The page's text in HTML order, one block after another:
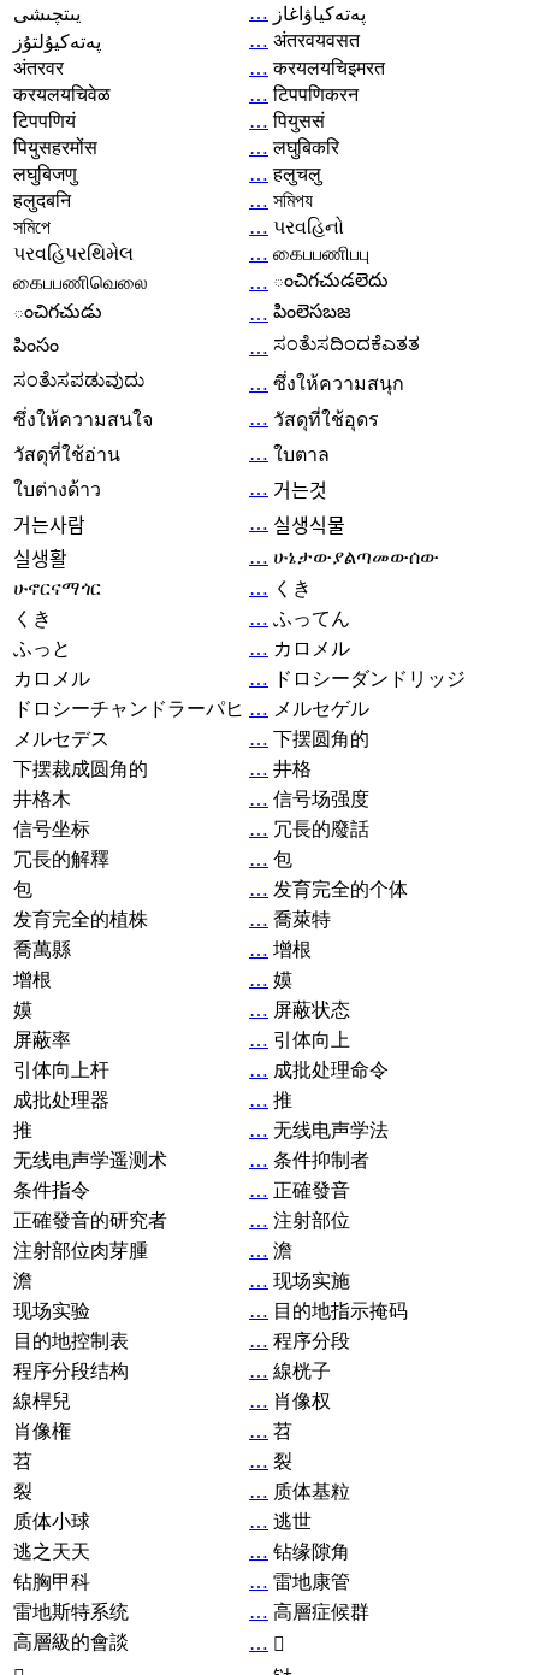
يىتچىشى
… پەتەكياۋاغاز
پەتەكيۇلتۇز
… अंतरवयवसत
अंतरवर
… करयलयचिइमरत
करयलयचिवेळ
… टिपपणिकरन
टिपपणियं
… पियुससं
पियुसहरमोंस
… लघुबिकरि
लघुबिजणु
… हलुचलु
हलुदबनि
… সমিপয
সমিপে
… પરવહિનો
પરવહિપરથિમેલ
… கைபபணிபபு
கைபபணிவெலை
… ంచిగచుడలెదు
ంచిగచుడు
… పింలెసబజ
పింసం
… ಸಂತೆುಸದಿಂದಕೆಎತತ
ಸಂತೆುಸಪಡುವುದು
… ซึ่งให้ความสนุก
ซึ่งให้ความสนใจ
… วัสดุที่ใช้อุดร
วัสดุที่ใช้อ่าน
… ใบตาล
ใบต่างด้าว
… 거는것
거는사람
… 실생식물
실생활
… ሁኔታውያልጣመውሰው
ሁኖርናማጎር
… くき
くき
… ふってん
ふっと
… カロメル
カロメル
… ドロシーダンドリッジ
ドロシーチャンドラーパヒ … メルセゲル
メルセデス
… 下摆圆角的
下摆裁成圆角的
… 井格
井格木
… 信号场强度
信号坐标
… 冗長的廢話
冗長的解釋
… 包
包
… 发育完全的个体
发育完全的植株
… 喬萊特
喬萬縣
… 增根
增根
… 嫫
嫫
… 屏蔽状态
屏蔽率
… 引体向上
引体向上杆
… 成批处理命令
成批处理器
… 推
推
… 无线电声学法
无线电声学遥测术
… 条件抑制者
条件指令
… 正確發音
正確發音的研究者
… 注射部位
注射部位肉芽腫
… 澹
澹
… 现场实施
现场实验
… 目的地指示掩码
目的地控制表
… 程序分段
程序分段结构
… 線桄子
線桿兒
… 肖像权
肖像権
… 苕
苕
… 裂
裂
… 质体基粒
质体小球
… 逃世
逃之天天
… 钻缘隙角
钻胸甲科
… 雷地康管
雷地斯特系统
… 高層症候群
高層級的會談
… 𧘞